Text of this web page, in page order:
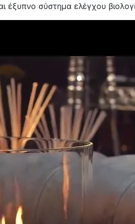
σύστημα ελέγχου